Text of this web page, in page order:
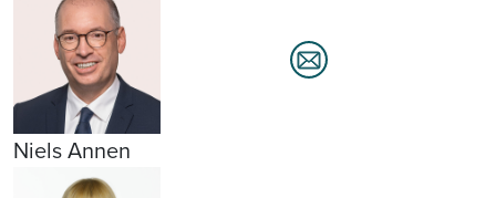
Niels Annen